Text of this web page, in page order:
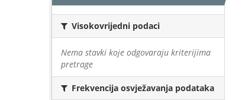
Visokovrijedni podaci
Nema stavki koje odgovaraju kriterijima
pretrage
Frekvencija osvježavanja podataka